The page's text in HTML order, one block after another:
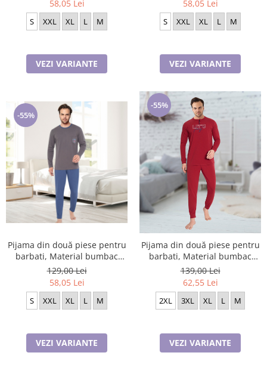
58,05 Lei
S XXL XL L M
VEZI VARIANTE
58,05 Lei
S XXL XL L M
VEZI VARIANTE
-55%
Pijama din două piese pentru
barbati, Material bumbac
Interlok, Berfin 8058
129,00 Lei
58,05 Lei
S XXL XL L M
VEZI VARIANTE
-55%
Pijama din două piese pentru
barbati, Material bumbac
Lycra, BAKI2075
139,00 Lei
62,55 Lei
2XL 3XL XL L M
VEZI VARIANTE